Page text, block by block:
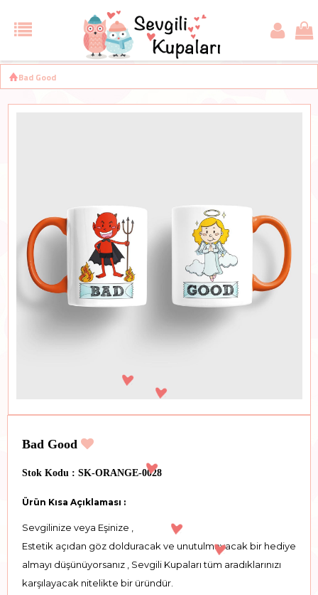
Bad Good
Bad Good
Stok Kodu : SK-ORANGE-0028
Ürün Kısa Açıklaması :
Sevgilinize veya Eşinize ,
Estetik açıdan göz dolduracak ve unutulmayacak bir hediye
almayı düşünüyorsanız , Sevgili Kupaları tüm aradıklarınızı
karşılayacak nitelikte bir üründür.